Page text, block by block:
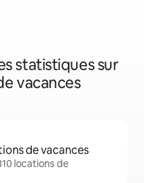
statistiques sur
vacances
de vacances
locations de